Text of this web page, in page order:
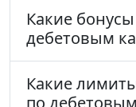
Какие
дебетовым
Какие